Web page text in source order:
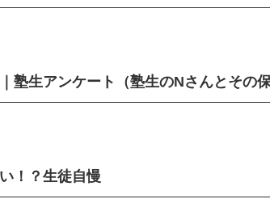
塾生アンケート（塾生のNさんとその保
！？生徒自慢